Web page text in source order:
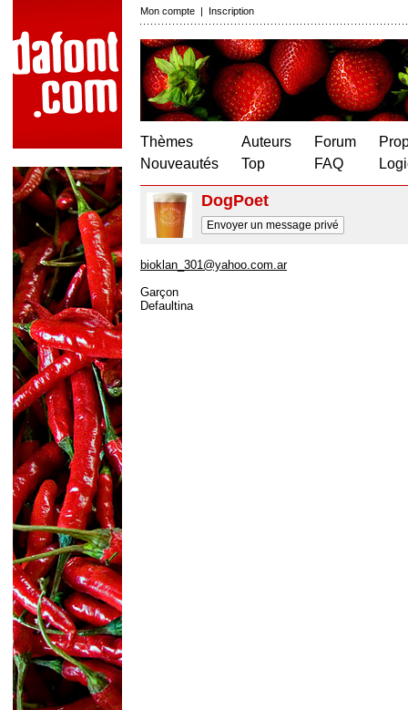
Mon compte | Inscription
Thèmes
Nouveautés
Auteurs
Top
Forum
FAQ
DogPoet
Envoyer un message privé
bioklan_301@yahoo.com.ar
Garçon
Defaultina